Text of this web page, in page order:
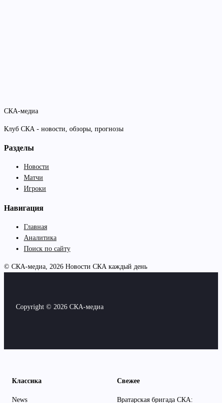
СКА-медиа
Клуб СКА - новости, обзоры, прогнозы
Разделы
Новости
Матчи
Игроки
Навигация
Главная
Аналитика
Поиск по сайту
© СКА-медиа, 2026 Новости СКА каждый день
Copyright © 2026 СКА-медиа
Классика
News
Свежее
Вратарская бригада СКА: